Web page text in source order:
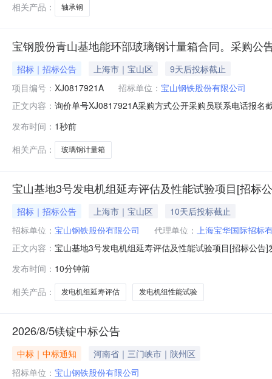
相关产品：
轴承钢
宝钢股份青山基地能环部玻璃钢计量箱合同。采购公
招标｜招标公告 上海市｜宝山区
9天后投标截止
项目编号： XJ0817921A 招标单位： 宝山钢铁股份有限公司
正文内容： 询价单号XJ0817921A采购方式公开采购员联系电话报
理;原始制造厂:无;部件号:无;2.0piece2026-10-
发布时间： 1秒前
相关产品：
玻璃钢计量箱
宝山基地3号发电机组延寿评估及性能试验项目[招标
招标｜招标公告 上海市｜宝山区
10天后投标截止
招标单位： 宝山钢铁股份有限公司 代理单位： 上海宝华国际招标
正文内容： 宝山基地3号发电机组延寿评估及性能试验项目[招标公
况与招标范围2.1项目地点：上海市宝山区富锦路宝山基
围：1）对
发布时间： 10分钟前
相关产品：
发电机组延寿评估 发电机组性能试验
2026/8/5镁锭中标公告
中标｜中标通知
河南省｜三门峡市｜陕州区
招标单位： 宝山钢铁股份有限公司